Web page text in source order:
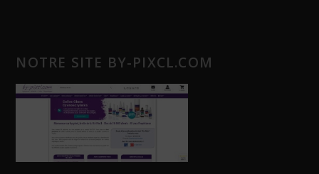
NOTRE SITE BY-PIXCL.COM